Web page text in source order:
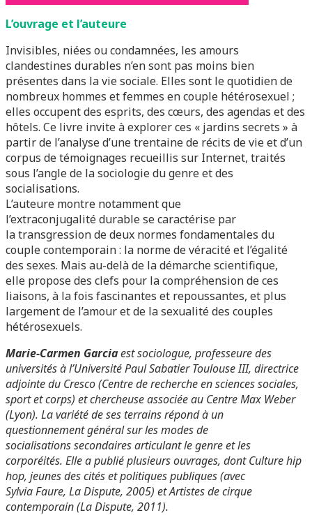
L’ouvrage et l’auteure
Invisibles, niées ou condamnées, les amours
clandestines durables n’en sont pas moins bien
présentes dans la vie sociale. Elles sont le quotidien de
nombreux hommes et femmes en couple hétérosexuel ;
elles occupent des esprits, des cœurs, des agendas et des
hôtels. Ce livre invite à explorer ces « jardins secrets » à
partir de l’analyse d’une trentaine de récits de vie et d’un
corpus de témoignages recueillis sur Internet, traités
sous l’angle de la sociologie du genre et des
socialisations.
L’auteure montre notamment que
l’extraconjugalité durable se caractérise par
la transgression de deux normes fondamentales du
couple contemporain : la norme de véracité et l’égalité
des sexes. Mais au-delà de la démarche scientifique,
elle propose des clefs pour la compréhension de ces
liaisons, à la fois fascinantes et repoussantes, et plus
largement de l’amour et de la sexualité des couples
hétérosexuels.
Marie-Carmen Garciaest sociologue, professeure des
universités à l’Université Paul Sabatier Toulouse III, directrice
adjointe du Cresco (Centre de recherche en sciences sociales,
sport et corps) et chercheuse associée au Centre Max Weber
(Lyon). La variété de ses terrains répond à un
questionnement général sur les modes de
socialisations secondaires articulant le genre et les
corporéités. Elle a publié plusieurs ouvrages, dont Culture hip
hop, jeunes des cités et politiques publiques (avec
Sylvia Faure, La Dispute, 2005) et Artistes de cirque
contemporain (La Dispute, 2011).